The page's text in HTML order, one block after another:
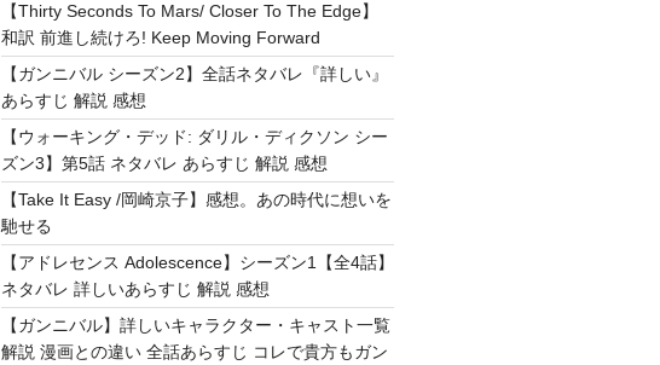
【Thirty Seconds To Mars/ Closer To The Edge】
和訳 前進し続けろ! Keep Moving Forward
【ガンニバル シーズン2】全話ネタバレ『詳しい』
あらすじ 解説 感想
【ウォーキング・デッド: ダリル・ディクソン シー
ズン3】第5話 ネタバレ あらすじ 解説 感想
【Take It Easy /岡崎京子】感想。あの時代に想いを
馳せる
【アドレセンス Adolescence】シーズン1【全4話】
ネタバレ 詳しいあらすじ 解説 感想
【ガンニバル】詳しいキャラクター・キャスト一覧
解説 漫画との違い 全話あらすじ コレで貴方もガン